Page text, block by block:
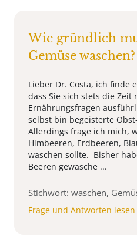
Wie gründlich
Gemüse waschen?
Lieber Dr. Costa, ich finde
dass Sie sich stets die Zeit
Ernährungsfragen
selbst bin begeisterte
Allerdings frage ich mich,
Himbeeren, Erdbeeren,
waschen sollte. Bisher
Beeren gewasche ...
Stichwort: waschen,
Frage und Antworten lesen